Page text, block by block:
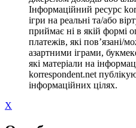
Інформаційний ресурс
ігри на реальні та/або
приймає ні в якій формі
платежів, які пов’язані/
азартними іграми,
які матеріали на
korrespondent.net
інформаційних цілях.
X